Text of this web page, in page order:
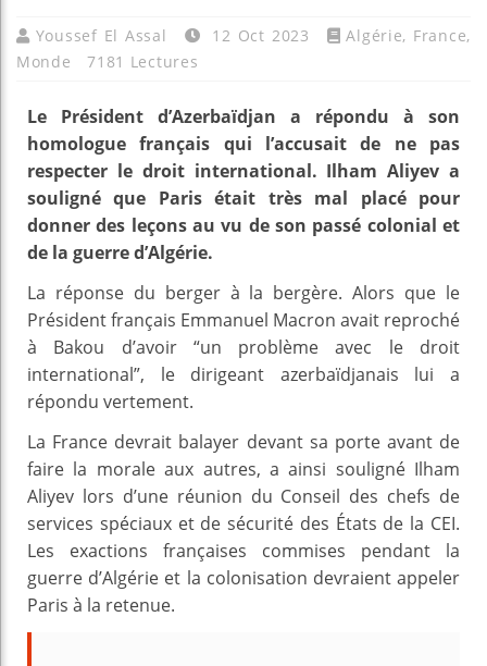
Youssef El Assal 12 Oct 2023 Algérie, France,
Monde
7181 Lectures
Le Président d’Azerbaïdjan a répondu à son
homologue français qui l’accusait de ne pas
respecter le droit international. Ilham Aliyev a
souligné que Paris était très mal placé pour
donner des leçons au vu de son passé colonial et
de la guerre d’Algérie.
La réponse du berger à la bergère. Alors que le
Président français Emmanuel Macron avait reproché
à Bakou d’avoir “un problème avec le droit
international”, le dirigeant azerbaïdjanais lui a
répondu vertement.
La France devrait balayer devant sa porte avant de
faire la morale aux autres, a ainsi souligné Ilham
Aliyev lors d’une réunion du Conseil des chefs de
services spéciaux et de sécurité des États de la CEI.
Les exactions françaises commises pendant la
guerre d’Algérie et la colonisation devraient appeler
Paris à la retenue.